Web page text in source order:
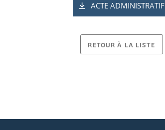
ACTE ADMINISTRATIF
RETOUR À LA LISTE